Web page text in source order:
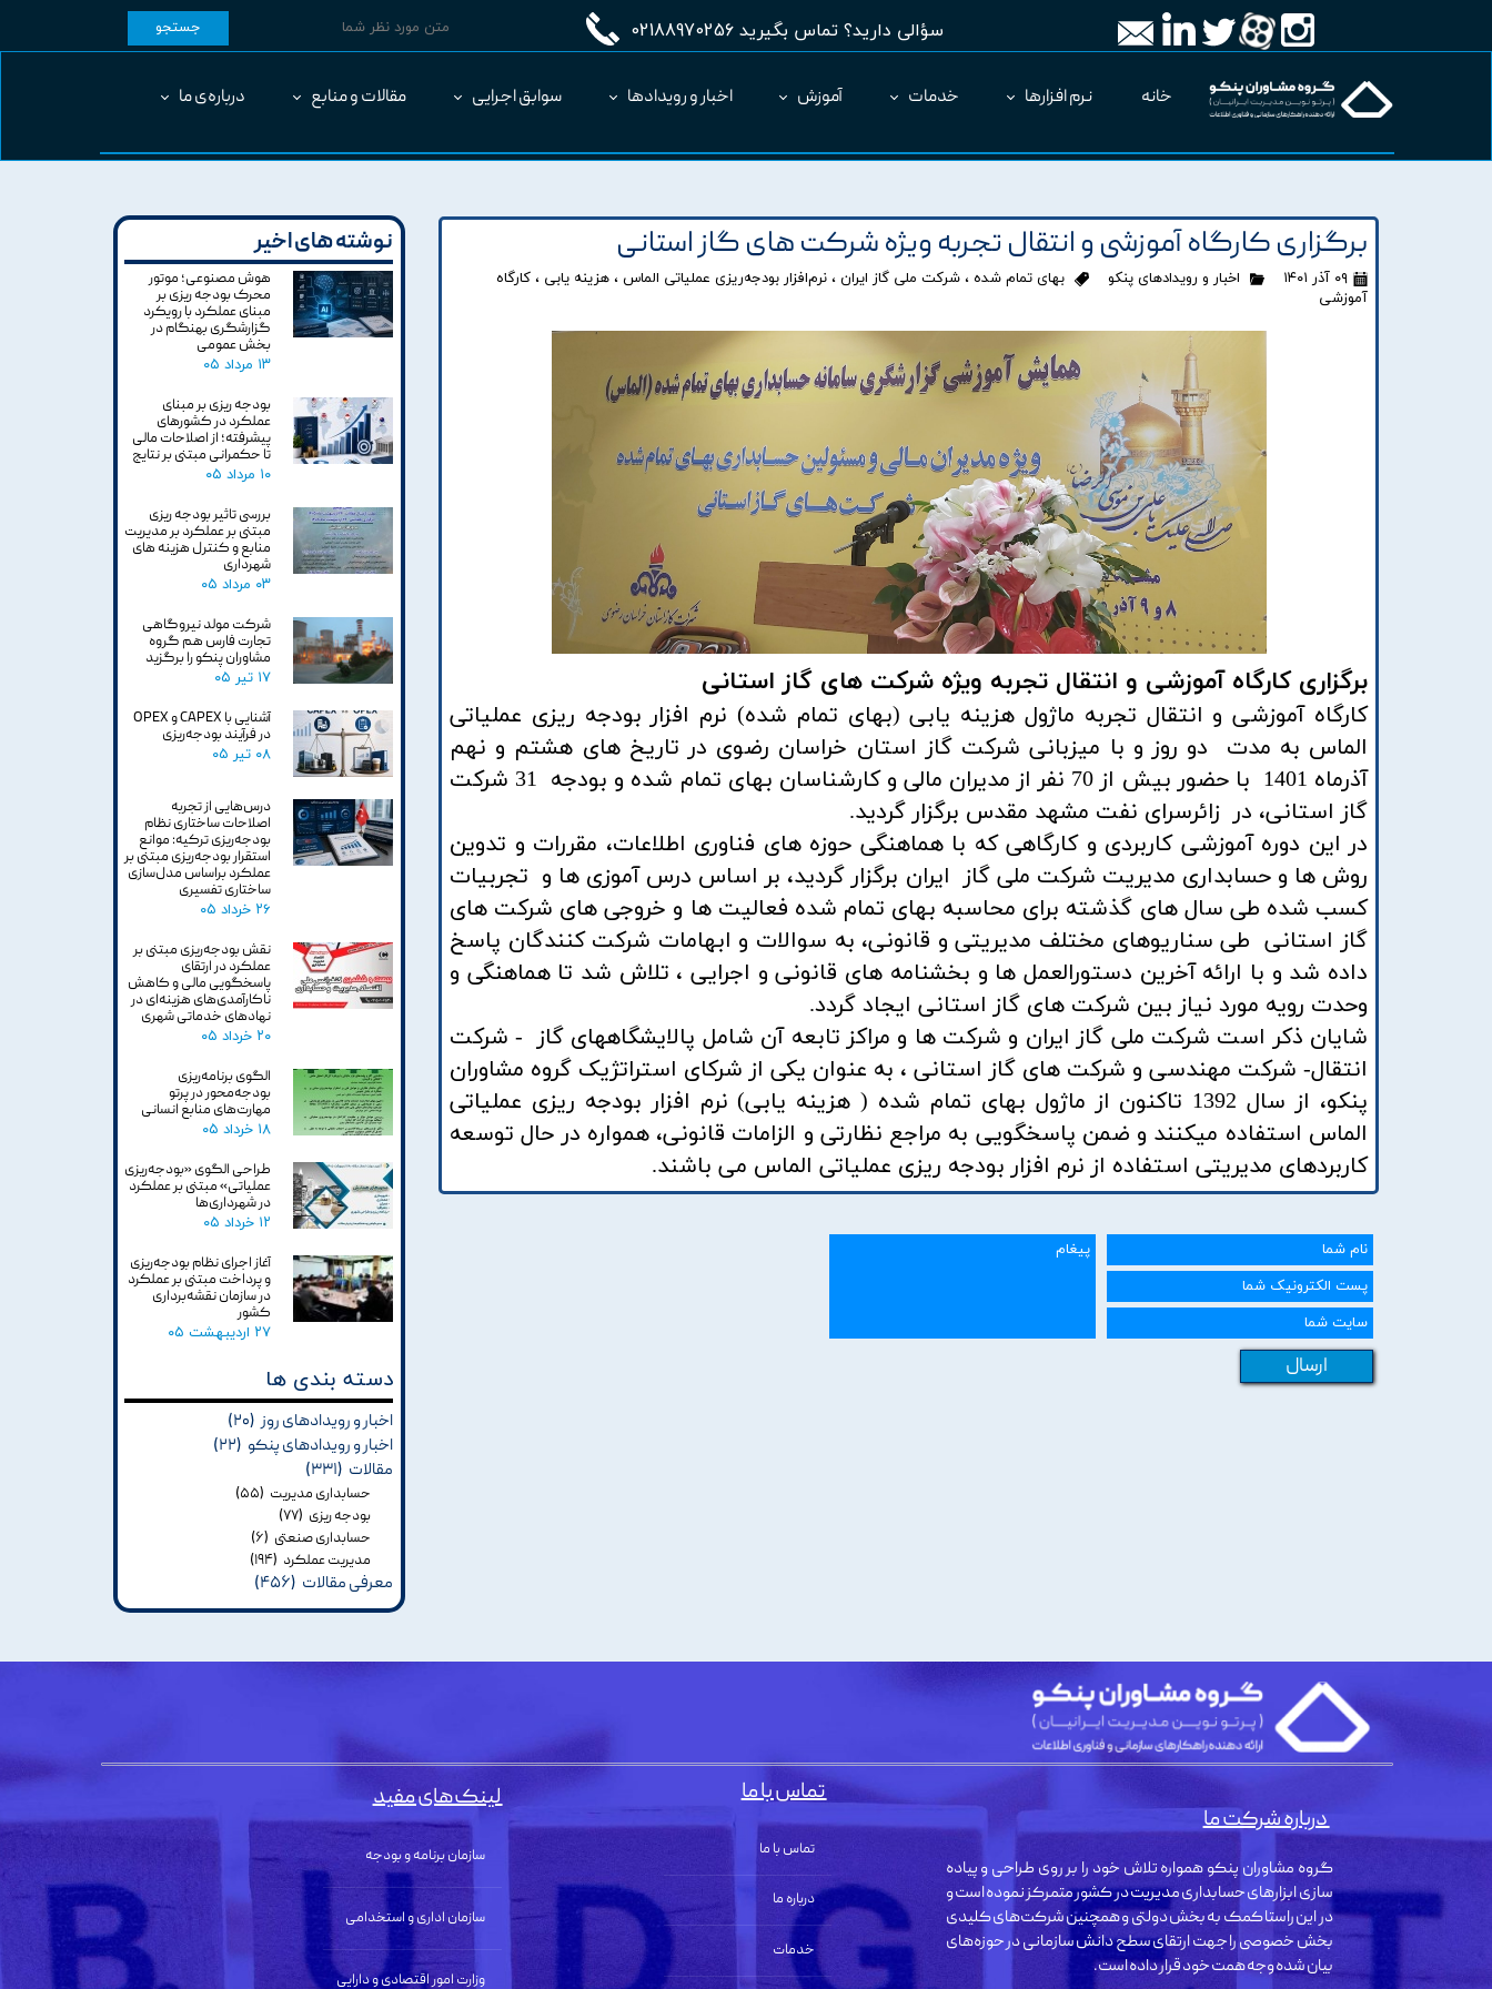
سؤالی دارید؟ تماس بگیرید 02188970256 جستجو
خانه نرم افزارها خدمات آموزش اخبار و رویدادها سوابق اجرایی مقالات و منابع درباره‌ی ما
برگزاری کارگاه آموزشی و انتقال تجربه ویژه شرکت های گاز استانی
۰۹ آذر ۱۴۰۱ اخبار و رویدادهای پنکو بهای تمام شده ، شرکت ملی گاز ایران ، نرم‌افزار بودجه‌ریزی عملیاتی الماس ، هزینه یابی ، کارگاه
آموزشی
برگزاری کارگاه آموزشی و انتقال تجربه ویژه شرکت های گاز استانی
کارگاه آموزشی و انتقال تجربه ماژول هزینه یابی (بهای تمام شده) نرم افزار بودجه ریزی عملیاتی
الماس به مدت دو روز و با میزبانی شرکت گاز استان خراسان رضوی در تاریخ های هشتم و نهم
آذرماه 1401 با حضور بیش از 70 نفر از مدیران مالی و کارشناسان بهای تمام شده و بودجه 31 شرکت
گاز استانی، در زائرسرای نفت مشهد مقدس برگزار گردید.
در این دوره آموزشی کاربردی و کارگاهی که با هماهنگی حوزه های فناوری اطلاعات، مقررات و تدوین
روش ها و حسابداری مدیریت شرکت ملی گاز ایران برگزار گردید، بر اساس درس آموزی ها و تجربیات
کسب شده طی سال های گذشته برای محاسبه بهای تمام شده فعالیت ها و خروجی های شرکت های
گاز استانی طی سناریوهای مختلف مدیریتی و قانونی، به سوالات و ابهامات شرکت کنندگان پاسخ
داده شد و با ارائه آخرین دستورالعمل ها و بخشنامه های قانونی و اجرایی ، تلاش شد تا هماهنگی و
وحدت رویه مورد نیاز بین شرکت های گاز استانی ایجاد گردد.
شایان ذکر است شرکت ملی گاز ایران و شرکت ها و مراکز تابعه آن شامل پالایشگاههای گاز - شرکت
انتقال- شرکت مهندسی و شرکت های گاز استانی ، به عنوان یکی از شرکای استراتژیک گروه مشاوران
پنکو، از سال 1392 تاکنون از ماژول بهای تمام شده ( هزینه یابی) نرم افزار بودجه ریزی عملیاتی
الماس استفاده میکنند و ضمن پاسخگویی به مراجع نظارتی و الزامات قانونی، همواره در حال توسعه
کاربردهای مدیریتی استفاده از نرم افزار بودجه ریزی عملیاتی الماس می باشند.
ارسال
نوشته های اخیر
هوش مصنوعی؛ موتور
محرک بودجه ریزی بر
مبنای عملکرد با رویکرد
گزارشگری بهنگام در
بخش عمومی
۱۳ مرداد ۰۵
بودجه ریزی بر مبنای
عملکرد در کشورهای
پیشرفته؛ از اصلاحات مالی
تا حکمرانی مبتنی بر نتایج
۱۰ مرداد ۰۵
بررسی تاثیر بودجه ریزی
مبتنی بر عملکرد بر مدیریت
منابع و کنترل هزینه های
شهرداری
۰۳ مرداد ۰۵
شرکت مولد نیروگاهی
تجارت فارس هم گروه
مشاوران پنکو را برگزید
۱۷ تیر ۰۵
آشنایی با CAPEX و OPEX
در فرآیند بودجه‌ریزی
۰۸ تیر ۰۵
درس‌هایی از تجربه
اصلاحات ساختاری نظام
بودجه‌ریزی ترکیه: موانع
استقرار بودجه‌ریزی مبتنی بر
عملکرد براساس مدل‌سازی
ساختاری تفسیری
۲۶ خرداد ۰۵
نقش بودجه‌ریزی مبتنی بر
عملکرد در ارتقای
پاسخگویی مالی و کاهش
ناکارآمدی‌های هزینه‌ای در
نهادهای خدماتی شهری
۲۰ خرداد ۰۵
الگوی برنامه‌ریزی
بودجه‌محور در پرتو
مهارت‌های منابع انسانی
۱۸ خرداد ۰۵
طراحی الگوی «بودجه‌ریزی
عملیاتی» مبتنی بر عملکرد
در شهرداری‌ها
۱۲ خرداد ۰۵
آغاز اجرای نظام بودجه‌ریزی
و پرداخت مبتنی بر عملکرد
در سازمان نقشه‌برداری
کشور
۲۷ اردیبهشت ۰۵
دسته بندی ها
اخبار و رویدادهای روز (۲۰)
اخبار و رویدادهای پنکو (۲۲)
مقالات (۳۳۱)
حسابداری مدیریت (۵۵)
بودجه ریزی (۷۷)
حسابداری صنعتی (۶)
مدیریت عملکرد (۱۹۴)
معرفی مقالات (۴۵۶)
لینک‌های مفید
سازمان برنامه و بودجه
سازمان اداری و استخدامی
وزارت امور اقتصادی و دارایی
تماس با ما
درباره ما
خدمات
تماس با ما
گروه مشاوران پنکو همواره تلاش خود را بر روی طراحی و پیاده
سازی ابزارهای حسابداری مدیریت در کشور متمرکز نموده است و
در این راستا کمک به بخش دولتی و همچنین شرکت‌های کلیدی
بخش خصوصی را جهت ارتقای سطح دانش سازمانی در حوزه‌های
بیان شده وجه همت خود قرار داده است.
درباره شرکت ما